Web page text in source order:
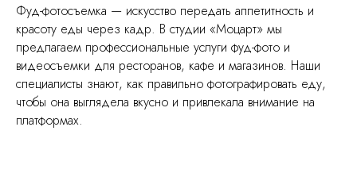
Фуд-фотосъемка — искусство передать аппетитность и
красоту еды через кадр. В студии «Моцарт» мы
предлагаем профессиональные услуги фуд-фото и
видеосъемки для ресторанов, кафе и магазинов. Наши
специалисты знают, как правильно фотографировать еду,
чтобы она выглядела вкусно и привлекала внимание на
платформах.